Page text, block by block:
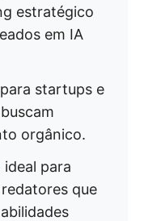
estratégico
em IA
startups e
orgânico.
ideal para
que